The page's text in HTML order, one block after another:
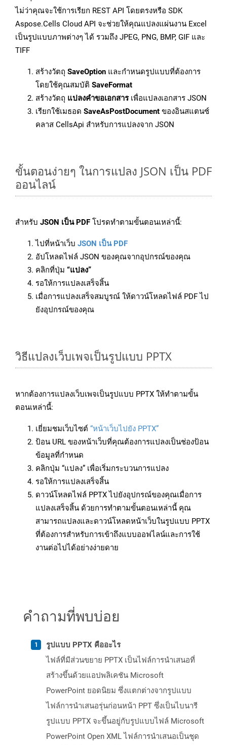
ไม่ว่าคุณจะใช้การเรียก REST API โดยตรงหรือ SDK
Aspose.Cells Cloud API จะช่วยให้คุณแปลงแผ่นงาน Excel
เป็นรูปแบบภาพต่างๆ ได้ รวมถึง JPEG, PNG, BMP, GIF และ
TIFF
สร้างวัตถุ SaveOption และกำหนดรูปแบบที่ต้องการ
โดยใช้คุณสมบัติ SaveFormat
สร้างวัตถุ แปลงคำขอเอกสารเพื่อแปลงเอกสาร JSON
เรียกใช้เมธอด SaveAsPostDocument ของอินสแตนซ์
คลาส CellsApi สำหรับการแปลงจาก JSON
ขั้นตอนง่ายๆ ในการแปลง JSON เป็น PDF
ออนไลน์
สำหรับ JSON เป็น PDF โปรดทำตามขั้นตอนเหล่านี้:
ไปที่หน้าเว็บ JSON เป็น PDF
อัปโหลดไฟล์ JSON ของคุณจากอุปกรณ์ของคุณ
คลิกที่ปุ่ม “แปลง”
รอให้การแปลงเสร็จสิ้น
เมื่อการแปลงเสร็จสมบูรณ์ ให้ดาวน์โหลดไฟล์ PDF ไป
ยังอุปกรณ์ของคุณ
วิธีแปลงเว็บเพจเป็นรูปแบบ PPTX
หากต้องการแปลงเว็บเพจเป็นรูปแบบ PPTX ให้ทำตามขั้น
ตอนเหล่านี้:
เยี่ยมชมเว็บไซต์ “หน้าเว็บไปยัง PPTX”
ป้อน URL ของหน้าเว็บที่คุณต้องการแปลงเป็นช่องป้อน
ข้อมูลที่กำหนด
คลิกปุ่ม “แปลง” เพื่อเริ่มกระบวนการแปลง
รอให้การแปลงเสร็จสิ้น
ดาวน์โหลดไฟล์ PPTX ไปยังอุปกรณ์ของคุณเมื่อการ
แปลงเสร็จสิ้น ด้วยการทำตามขั้นตอนเหล่านี้ คุณ
สามารถแปลงและดาวน์โหลดหน้าเว็บในรูปแบบ PPTX
ที่ต้องการสำหรับการเข้าถึงแบบออฟไลน์และการใช้
งานต่อไปได้อย่างง่ายดาย
คำถามที่พบบ่อย
รูปแบบ PPTX คืออะไร
ไฟล์ที่มีส่วนขยาย PPTX เป็นไฟล์การนำเสนอที่
สร้างขึ้นด้วยแอปพลิเคชัน Microsoft
PowerPoint ยอดนิยม ซึ่งแตกต่างจากรูปแบบ
ไฟล์การนำเสนอรุ่นก่อนหน้า PPT ซึ่งเป็นไบนารี
รูปแบบ PPTX จะขึ้นอยู่กับรูปแบบไฟล์ Microsoft
PowerPoint Open XML ไฟล์การนำเสนอเป็นชุด